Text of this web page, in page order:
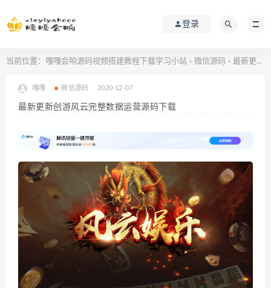
登录
当前位置： 嘎嘎会响源码视频搭建教程下载学习小站 > 微信源码 > 最新更新创游风云完整数据运营源码下载
嘎嘎 微信源码 2020-12-07
最新更新创游风云完整数据运营源码下载